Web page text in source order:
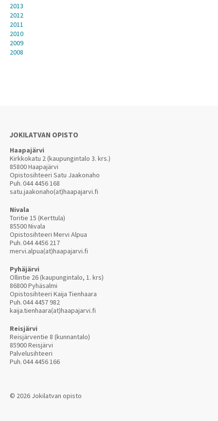
2013
2012
2011
2010
2009
2008
JOKILATVAN OPISTO
Haapajärvi
Kirkkokatu 2 (kaupungintalo 3. krs.)
85800 Haapajärvi
Opistosihteeri Satu Jaakonaho
Puh.044 4456 168
satu.jaakonaho(at)haapajarvi.fi
Nivala
Toritie 15 (Kerttula)
85500 Nivala
Opistosihteeri Mervi Alpua
Puh.044 4456 217
mervi.alpua(at)haapajarvi.fi
Pyhäjärvi
Ollintie 26 (kaupungintalo, 1. krs)
86800 Pyhäsalmi
Opistosihteeri Kaija Tienhaara
Puh.044 4457 982
kaija.tienhaara(at)haapajarvi.fi
Reisjärvi
Reisjärventie 8 (kunnantalo)
85900 Reisjärvi
Palvelusihteeri
Puh.044 4456 166
© 2026 Jokilatvan opisto